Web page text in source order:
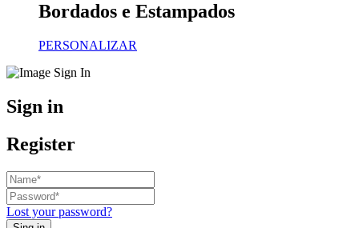
Bordados e Estampados
PERSONALIZAR
Sign in
Register
Lost your password?